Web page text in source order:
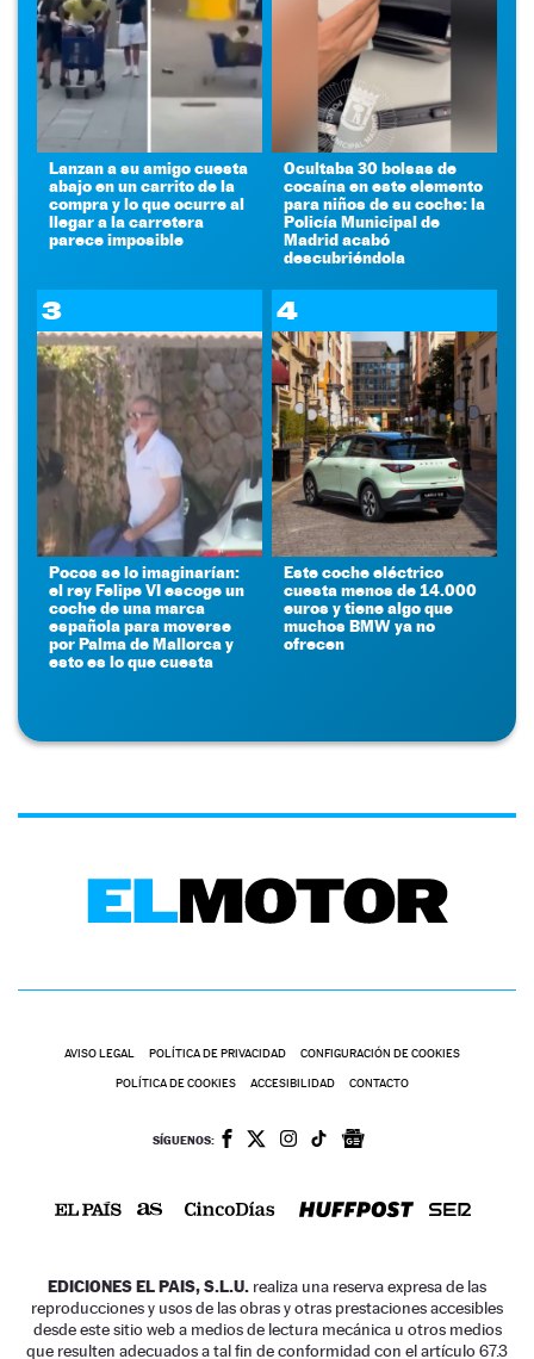
Lanzan a su amigo cuesta
abajo en un carrito de la
compra y lo que ocurre al
llegar a la carretera
parece imposible
Ocultaba 30 bolsas de
cocaína en este elemento
para niños de su coche: la
Policía Municipal de
Madrid acabó
descubriéndola
3
Pocos se lo imaginarían:
el rey Felipe VI escoge un
coche de una marca
española para moverse
por Palma de Mallorca y
esto es lo que cuesta
4
Este coche eléctrico
cuesta menos de 14.000
euros y tiene algo que
muchos BMW ya no
ofrecen
AVISO LEGAL POLÍTICA DE PRIVACIDAD CONFIGURACIÓN DE COOKIES
POLÍTICA DE COOKIES ACCESIBILIDAD CONTACTO
SÍGUENOS:
EDICIONES EL PAIS, S.L.U. realiza una reserva expresa de las
reproducciones y usos de las obras y otras prestaciones accesibles
desde este sitio web a medios de lectura mecánica u otros medios
que resulten adecuados a tal fin de conformidad con el artículo 67.3